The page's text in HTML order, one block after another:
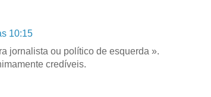
10:15
jornalista ou político de esquerda ».
credíveis.